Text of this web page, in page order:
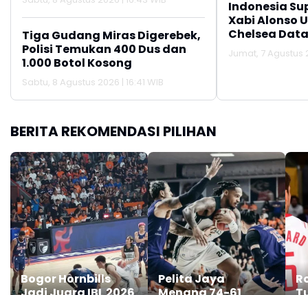
Tiga Gudang Miras Digerebek,
Polisi Temukan 400 Dus dan
1.000 Botol Kosong
Sabtu, 8 Agustus 2026 | 16:41 WIB
Indonesia
Xabi Alonso
Chelsea
Jumat, 7 Agustus
BERITA REKOMENDASI PILIHAN
Bogor Hornbills
Pelita Jaya